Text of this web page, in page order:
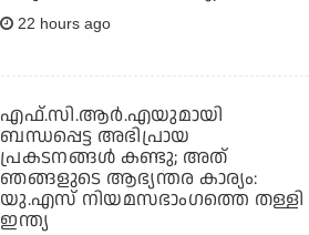
22 hours ago
എഫ്.സി.ആര്‍.എയുമായി
ബന്ധപ്പെട്ട അഭിപ്രായ
പ്രകടനങ്ങള്‍ കണ്ടു; അത്
ഞങ്ങളുടെ ആഭ്യന്തര കാര്യം:
യു.എസ് നിയമസഭാംഗത്തെ തള്ളി
ഇന്ത്യ